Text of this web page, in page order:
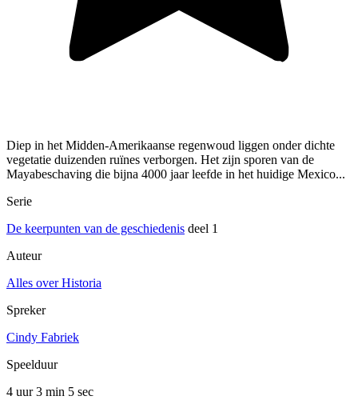
Diep in het Midden-Amerikaanse regenwoud liggen onder dichte
vegetatie duizenden ruïnes verborgen. Het zijn sporen van de
Mayabeschaving die bijna 4000 jaar leefde in het huidige Mexico...
Serie
De keerpunten van de geschiedenis deel 1
Auteur
Alles over Historia
Spreker
Cindy Fabriek
Speelduur
4 uur 3 min 5 sec